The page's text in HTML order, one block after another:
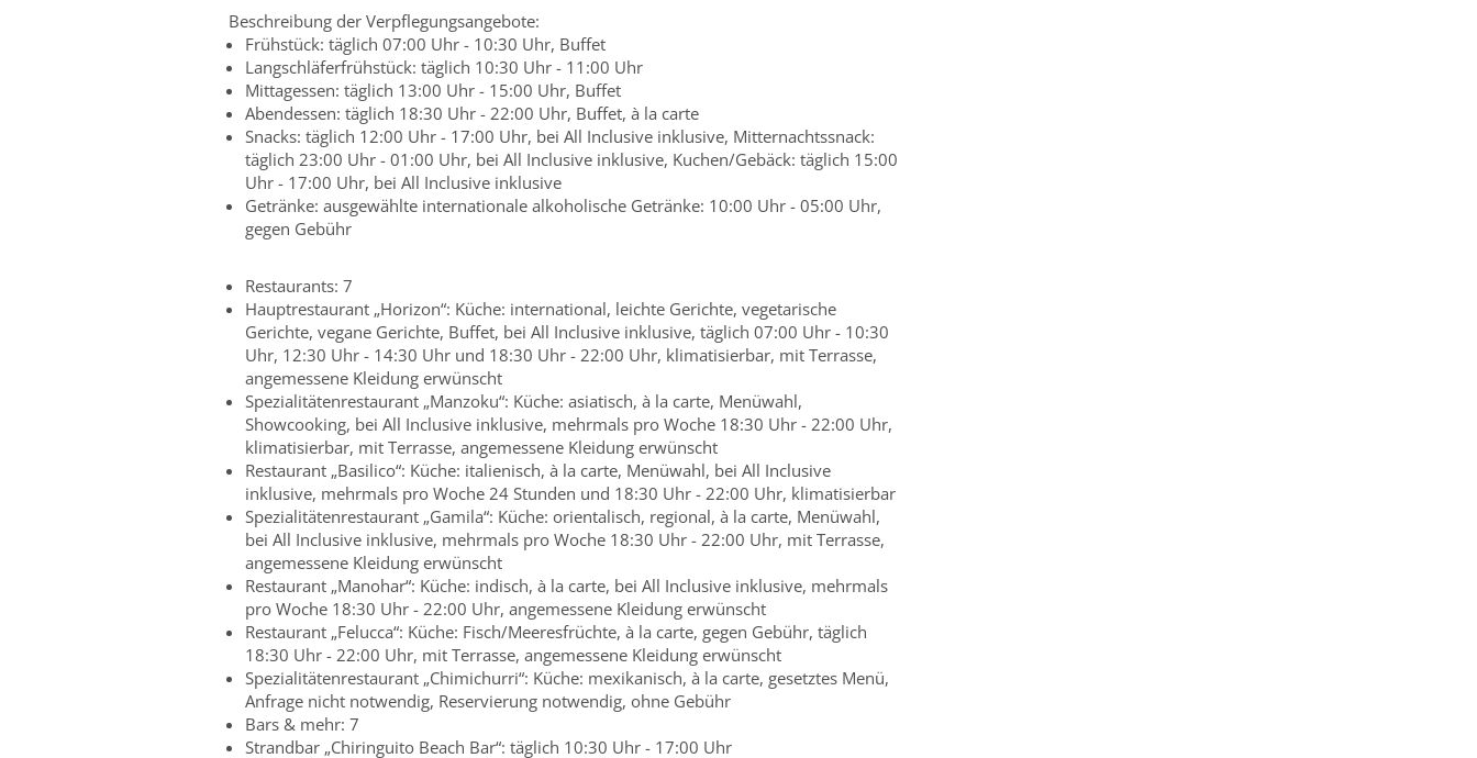
Beschreibung der Verpflegungsangebote:
Frühstück: täglich 07:00 Uhr - 10:30 Uhr, Buffet
Langschläferfrühstück: täglich 10:30 Uhr - 11:00 Uhr
Mittagessen: täglich 13:00 Uhr - 15:00 Uhr, Buffet
Abendessen: täglich 18:30 Uhr - 22:00 Uhr, Buffet, à la carte
Snacks: täglich 12:00 Uhr - 17:00 Uhr, bei All Inclusive inklusive, Mitternachtssnack:
täglich 23:00 Uhr - 01:00 Uhr, bei All Inclusive inklusive, Kuchen/Gebäck: täglich 15:00
Uhr - 17:00 Uhr, bei All Inclusive inklusive
Getränke: ausgewählte internationale alkoholische Getränke: 10:00 Uhr - 05:00 Uhr,
gegen Gebühr
Restaurants: 7
Hauptrestaurant „Horizon“: Küche: international, leichte Gerichte, vegetarische
Gerichte, vegane Gerichte, Buffet, bei All Inclusive inklusive, täglich 07:00 Uhr - 10:30
Uhr, 12:30 Uhr - 14:30 Uhr und 18:30 Uhr - 22:00 Uhr, klimatisierbar, mit Terrasse,
angemessene Kleidung erwünscht
Spezialitätenrestaurant „Manzoku“: Küche: asiatisch, à la carte, Menüwahl,
Showcooking, bei All Inclusive inklusive, mehrmals pro Woche 18:30 Uhr - 22:00 Uhr,
klimatisierbar, mit Terrasse, angemessene Kleidung erwünscht
Restaurant „Basilico“: Küche: italienisch, à la carte, Menüwahl, bei All Inclusive
inklusive, mehrmals pro Woche 24 Stunden und 18:30 Uhr - 22:00 Uhr, klimatisierbar
Spezialitätenrestaurant „Gamila“: Küche: orientalisch, regional, à la carte, Menüwahl,
bei All Inclusive inklusive, mehrmals pro Woche 18:30 Uhr - 22:00 Uhr, mit Terrasse,
angemessene Kleidung erwünscht
Restaurant „Manohar“: Küche: indisch, à la carte, bei All Inclusive inklusive, mehrmals
pro Woche 18:30 Uhr - 22:00 Uhr, angemessene Kleidung erwünscht
Restaurant „Felucca“: Küche: Fisch/Meeresfrüchte, à la carte, gegen Gebühr, täglich
18:30 Uhr - 22:00 Uhr, mit Terrasse, angemessene Kleidung erwünscht
Spezialitätenrestaurant „Chimichurri“: Küche: mexikanisch, à la carte, gesetztes Menü,
Anfrage nicht notwendig, Reservierung notwendig, ohne Gebühr
Bars & mehr: 7
Strandbar „Chiringuito Beach Bar“: täglich 10:30 Uhr - 17:00 Uhr